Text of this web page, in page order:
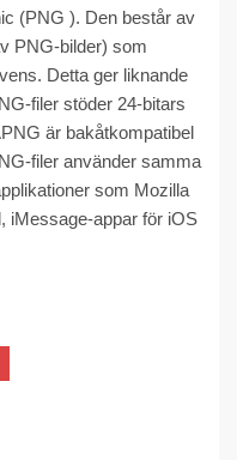
(PNG ). Den består av
PNG-bilder) som
Detta ger liknande
filer stöder 24-bitars
är bakåtkompatibel
filer använder samma
som Mozilla
iMessage-appar för iOS